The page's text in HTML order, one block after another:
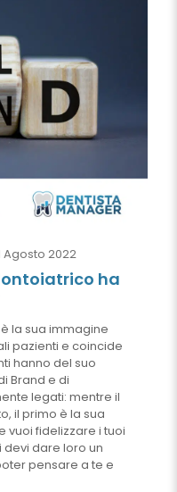
Agosto 2022
ha
la sua immagine
pazienti e coincide
hanno del suo
Brand e di
legati: mentre il
il primo è la sua
vuoi fidelizzare i tuoi
dare loro un
pensare a te e